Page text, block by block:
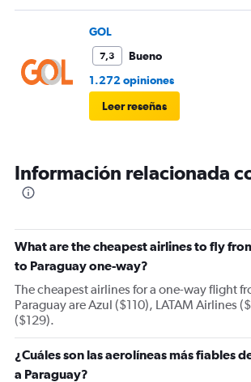
GOL
7,3
Bueno
1.272 opiniones
Leer reseñas
Información relacionada
What are the cheapest airlines to fly
to Paraguay one-way?
The cheapest airlines for a one-way flight
Paraguay are Azul ($110), LATAM Airlines
($129).
¿Cuáles son las aerolíneas más fiables
a Paraguay?